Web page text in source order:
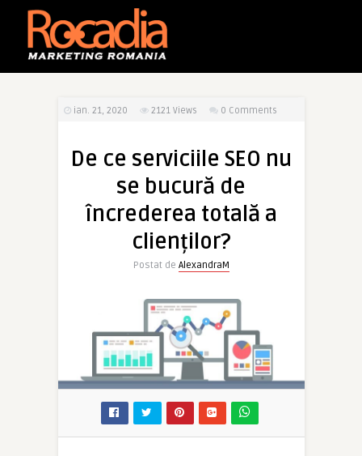
ian. 21, 2020 2121 Views 0 Comments
De ce serviciile SEO nu
se bucură de
încrederea totală a
clienților?
Postat de AlexandraM